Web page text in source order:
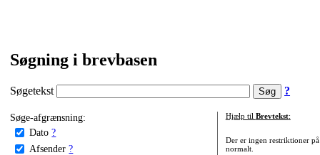
Søgning i brevbasen
Søgetekst ?
Søge-afgrænsning:
Dato ?
Afsender ?
Hjælp til Brevtekst:
Der er ingen restriktioner
normalt.